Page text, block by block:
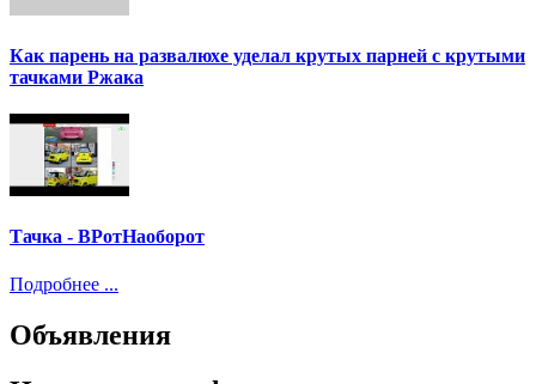
Как парень на развалюхе уделал крутых парней с крутыми
тачками Ржака
Тачка - ВРотНаоборот
Подробнее ...
Объявления